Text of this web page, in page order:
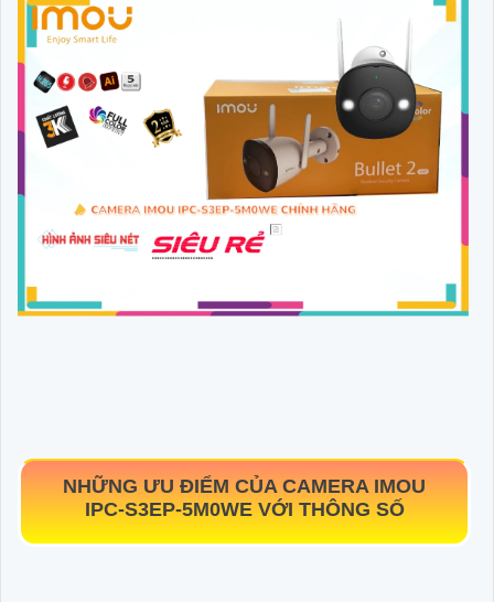
NHỮNG ƯU ĐIỂM CỦA CAMERA IMOU
IPC-S3EP-5M0WE VỚI THÔNG SỐ